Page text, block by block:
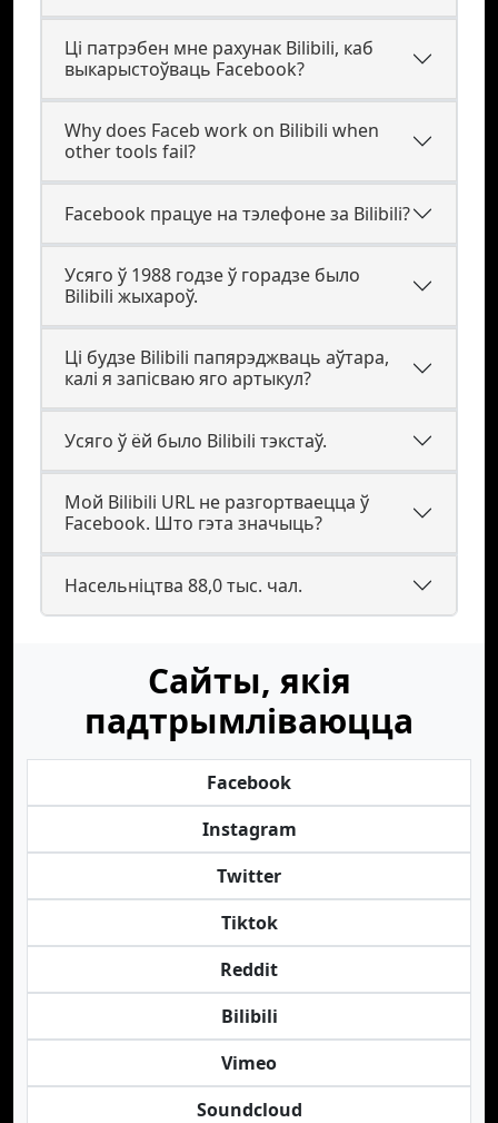
Ці патрэбен мне рахунак Bilibili, каб
выкарыстоўваць Facebook?
Why does Faceb work on Bilibili when
other tools fail?
Facebook працуе на тэлефоне за Bilibili?
Усяго ў 1988 годзе ў горадзе было
Bilibili жыхароў.
Ці будзе Bilibili папярэджваць аўтара,
калі я запісваю яго артыкул?
Усяго ў ёй было Bilibili тэкстаў.
Мой Bilibili URL не разгортваецца ў
Facebook. Што гэта значыць?
Насельніцтва 88,0 тыс. чал.
Сайты, якія
падтрымліваюцца
Facebook
Instagram
Twitter
Tiktok
Reddit
Bilibili
Vimeo
Soundcloud